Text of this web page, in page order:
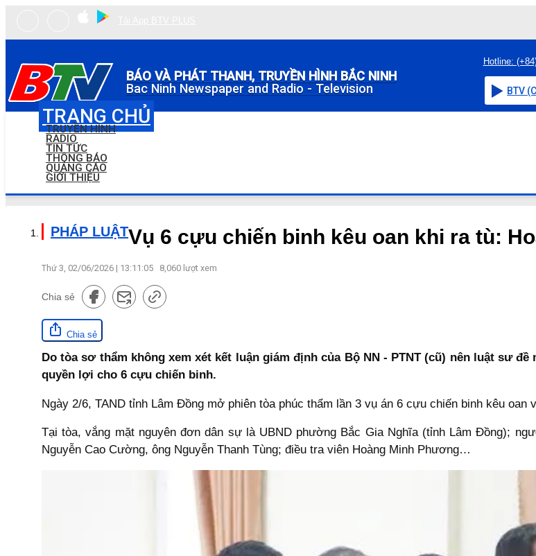
BÁO VÀ PHÁT THANH, TRUYỀN HÌNH BẮC NINH
Bac Ninh Newspaper and Radio - Television
Hotline:
BTV
TRANG CHỦ
TRUYỀN HÌNH
RADIO
TIN TỨC
THÔNG BÁO
QUẢNG CÁO
GIỚI THIỆU
PHÁP LUẬTVụ 6 cựu chiến binh kêu oan khi ra tù:
Thứ 3, 02/06/2026 | 13:11:05 8,060 lượt xem
Chia sẻ
Chia sẻ
Do tòa sơ thẩm không xem xét kết luận giám định của Bộ NN - PTNT (cũ) nên luật sư
quyền lợi cho 6 cựu chiến binh.
Ngày 2/6, TAND tỉnh Lâm Đồng mở phiên tòa phúc thẩm lần 3 vụ án 6 cựu chiến binh kêu oan
Tại tòa, vắng mặt nguyên đơn dân sự là UBND phường Bắc Gia Nghĩa (tỉnh Lâm Đồng);
Nguyễn Cao Cường, ông Nguyễn Thanh Tùng; điều tra viên Hoàng Minh Phương…